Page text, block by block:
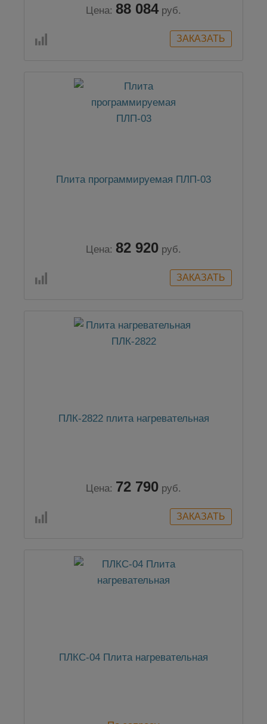
Цена: 88 084 руб.
Плита программируемая ПЛП-03
Цена: 82 920 руб.
ПЛК-2822 плита нагревательная
Цена: 72 790 руб.
ПЛКС-04 Плита нагревательная